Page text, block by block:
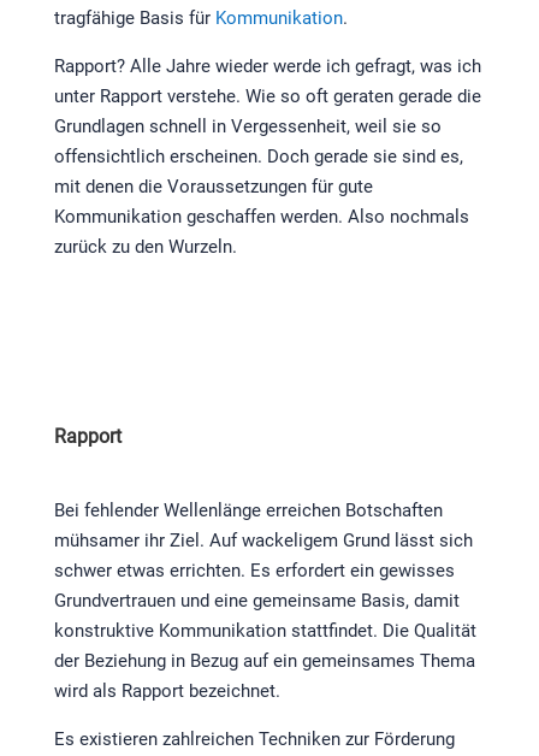
tragfähige Basis für Kommunikation.
Rapport? Alle Jahre wieder werde ich gefragt, was ich
unter Rapport verstehe. Wie so oft geraten gerade die
Grundlagen schnell in Vergessenheit, weil sie so
offensichtlich erscheinen. Doch gerade sie sind es,
mit denen die Voraussetzungen für gute
Kommunikation geschaffen werden. Also nochmals
zurück zu den Wurzeln.
Rapport
Bei fehlender Wellenlänge erreichen Botschaften
mühsamer ihr Ziel. Auf wackeligem Grund lässt sich
schwer etwas errichten. Es erfordert ein gewisses
Grundvertrauen und eine gemeinsame Basis, damit
konstruktive Kommunikation stattfindet. Die Qualität
der Beziehung in Bezug auf ein gemeinsames Thema
wird als Rapport bezeichnet.
Es existieren zahlreichen Techniken zur Förderung